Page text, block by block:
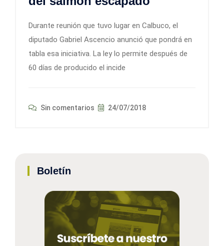
Durante reunión que tuvo lugar en Calbuco, el
diputado Gabriel Ascencio anunció que pondrá en
tabla esa iniciativa. La ley lo permite después de
60 días de producido el incide
Sin comentarios 24/07/2018
Boletín